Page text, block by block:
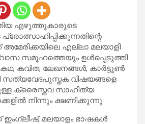
എഴുത്തുകാരുടെ
എല്ലാ മലയാളി
സമൂഹത്തെയും ഉൾപ്പെടുത്തി
കവിത, ലേഖനങ്ങൾ, കാർട്ടൂൺ
സത്യവേദപുസ്തക വിഷയങ്ങളെ
ക്രൈസ്തവ സാഹിത്യ
നിന്നും ക്ഷണിക്കുന്നു.
ഇംഗ്ലീഷ്, മലയാളം ഭാഷകൾ